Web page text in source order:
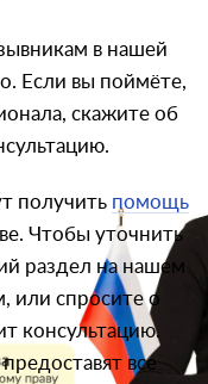
в нашей
Если вы поймёте,
скажите об
получить помощь
Чтобы уточнить
раздел на нашем
или спросите о
консультацию.
все